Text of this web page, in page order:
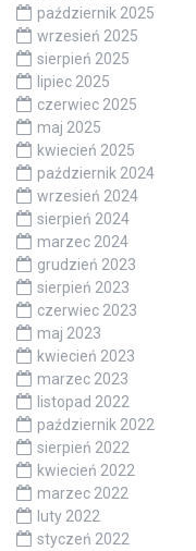
październik 2025
wrzesień 2025
sierpień 2025
lipiec 2025
czerwiec 2025
maj 2025
kwiecień 2025
październik 2024
wrzesień 2024
sierpień 2024
marzec 2024
grudzień 2023
sierpień 2023
czerwiec 2023
maj 2023
kwiecień 2023
marzec 2023
listopad 2022
październik 2022
sierpień 2022
kwiecień 2022
marzec 2022
luty 2022
styczeń 2022